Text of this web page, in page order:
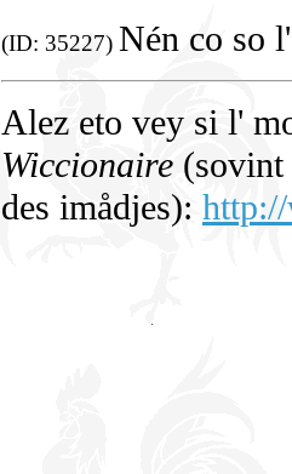
(ID: 35227) Nén co so
Alez eto vey si l'
Wiccionaire (sovint
des imådjes):